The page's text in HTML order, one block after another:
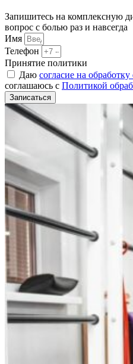
Запишитесь на комплексную
вопрос с болью раз и навсегда
Имя
Телефон
Принятие политики
Даю согласие на
соглашаюсь с Политикой
Записаться